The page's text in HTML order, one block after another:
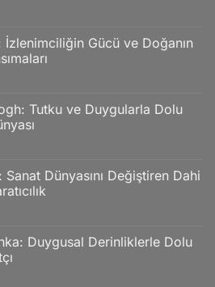
İzlenimciliğin Gücü ve Doğanın
Tutku ve Duygularla Dolu
Dünyasını Değiştiren Dahi
Duygusal Derinliklerle Dolu